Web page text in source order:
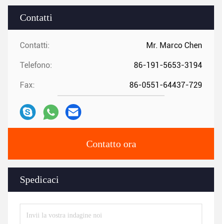
Contatti
Contatti: Mr. Marco Chen
Telefono: 86-191-5653-3194
Fax: 86-0551-64437-729
Contatto ora
Spedicaci